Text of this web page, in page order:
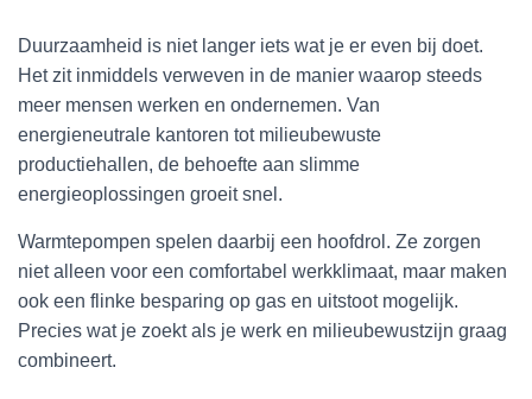
Duurzaamheid is niet langer iets wat je er even bij doet.
Het zit inmiddels verweven in de manier waarop steeds
meer mensen werken en ondernemen. Van
energieneutrale kantoren tot milieubewuste
productiehallen, de behoefte aan slimme
energieoplossingen groeit snel.
Warmtepompen spelen daarbij een hoofdrol. Ze zorgen
niet alleen voor een comfortabel werkklimaat, maar maken
ook een flinke besparing op gas en uitstoot mogelijk.
Precies wat je zoekt als je werk en milieubewustzijn graag
combineert.